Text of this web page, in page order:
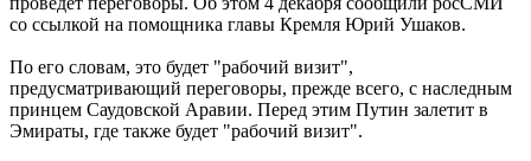
со ссылкой на помощника главы Кремля Юрий Ушаков.
По его словам, это будет "рабочий визит",
предусматривающий переговоры, прежде всего, с наследным
принцем Саудовской Аравии. Перед этим Путин залетит в
Эмираты, где также будет "рабочий визит".